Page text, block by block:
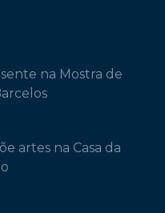
na Mostra de
artes na Casa da